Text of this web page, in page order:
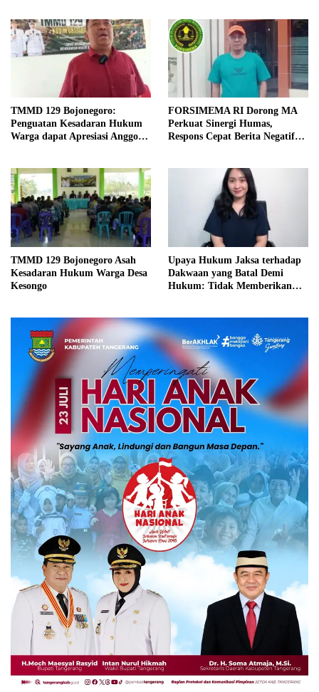
TMMD 129 Bojonegoro:
Penguatan Kesadaran Hukum
Warga dapat Apresiasi Anggota
FORSIMEMA RI Dorong MA
Perkuat Sinergi Humas,
Respons Cepat Berita Negatif
TMMD 129 Bojonegoro Asah
Kesadaran Hukum Warga Desa
Kesongo
Upaya Hukum Jaksa terhadap
Dakwaan yang Batal Demi
Hukum: Tidak Memberikan